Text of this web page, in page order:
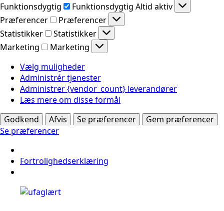
Funktionsdygtig
Funktionsdygtig Altid aktiv
Præferencer
Præferencer
Statistikker
Statistikker
Marketing
Marketing
Vælg muligheder
Administrér tjenester
Administrer {vendor_count} leverandører
Læs mere om disse formål
Godkend
Afvis Se præferencer
Gem præferencer
Se præferencer
Fortrolighedserklæring